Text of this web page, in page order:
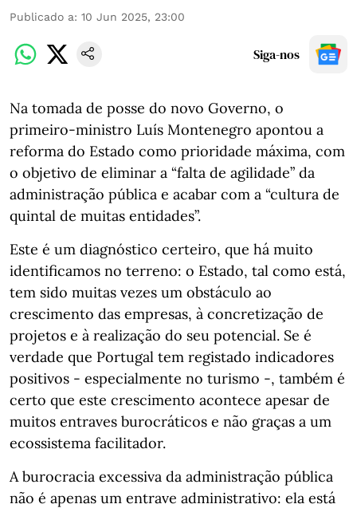
Publicado a: 10 Jun 2025, 23:00
Siga-nos
Na tomada de posse do novo Governo, o
primeiro-ministro Luís Montenegro apontou a
reforma do Estado como prioridade máxima, com
o objetivo de eliminar a “falta de agilidade” da
administração pública e acabar com a “cultura de
quintal de muitas entidades”.
Este é um diagnóstico certeiro, que há muito
identificamos no terreno: o Estado, tal como está,
tem sido muitas vezes um obstáculo ao
crescimento das empresas, à concretização de
projetos e à realização do seu potencial. Se é
verdade que Portugal tem registado indicadores
positivos - especialmente no turismo -, também é
certo que este crescimento acontece apesar de
muitos entraves burocráticos e não graças a um
ecossistema facilitador.
A burocracia excessiva da administração pública
não é apenas um entrave administrativo: ela está